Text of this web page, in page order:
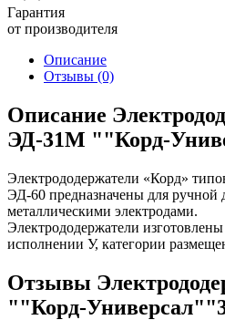
Гарантия
от производителя
Описание
Отзывы (0)
Описание
ЭД-31М ""Корд-
Электрододержатели «Корд»
ЭД-60 предназначены для
металлическими электродами.
Электрододержатели
исполнении У, категории
Отзывы
""Корд-